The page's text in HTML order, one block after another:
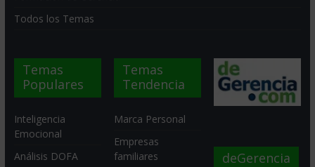
Todos los Temas
Temas
Populares
Inteligencia
Emocional
Análisis DOFA
Temas
Tendencia
Marca Personal
Empresas
familiares
deGerencia